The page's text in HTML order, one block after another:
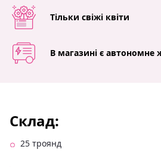
Тільки свіжі квіти
В магазині є автономне
Склад:
25 троянд